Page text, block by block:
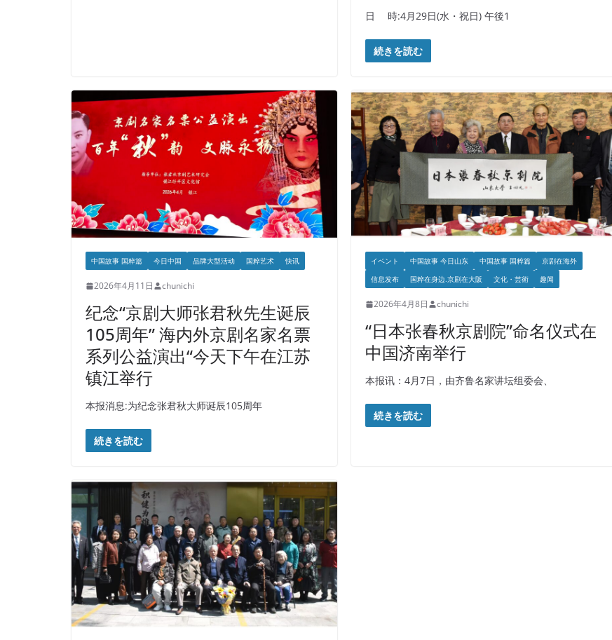
日 時:4月29日(水・祝日) 午後1
続きを読む
中国故事 国粹篇 今日中国 品牌大型活动 国粹艺术 快讯
2026年4月11日 chunichi
纪念“京剧大师张君秋先生诞辰
105周年” 海内外京剧名家名票
系列公益演出“今天下午在江苏
镇江举行
本报消息:为纪念张君秋大师诞辰105周年
続きを読む
イベント 中国故事 今日山东 中国故事 国粹篇
京剧在海外
信息发布
国粹在身边.京剧在大阪 文化・芸術 趣闻
2026年4月8日 chunichi
“日本张春秋京剧院”命名仪式在
中国济南举行
本报讯：4月7日，由齐鲁名家讲坛组委会、
続きを読む